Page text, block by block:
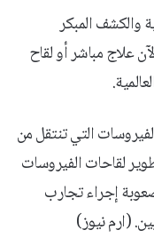
والكشف المبكر
علاج مباشر أو لقاح
التي تنتقل من
لقاحات الفيروسات
إجراء تجارب
(ارم نيوز)